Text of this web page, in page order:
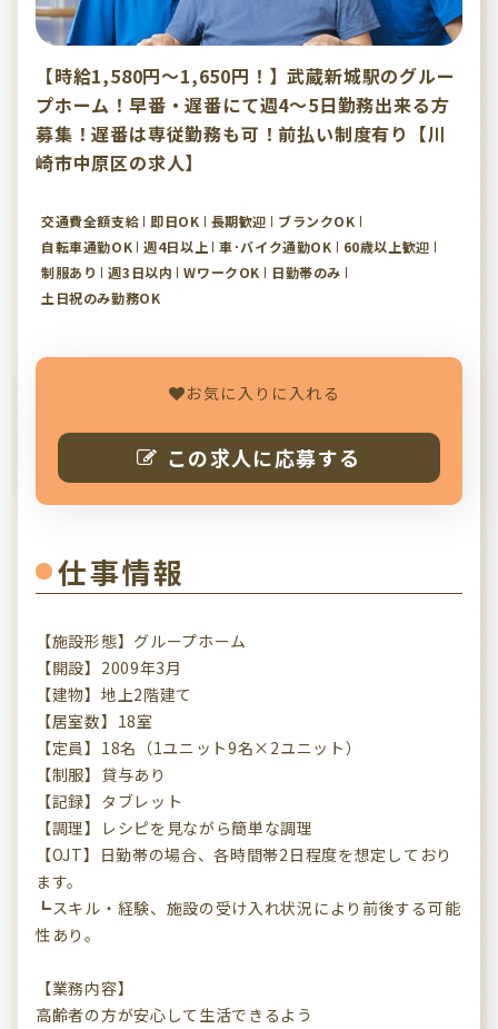
【時給1,580円～1,650円！】武蔵新城駅のグルー
プホーム！早番・遅番にて週4～5日勤務出来る方
募集！遅番は専従勤務も可！前払い制度有り【川
崎市中原区の求人】
交通費全額支給 即日OK 長期歓迎
ブランクOK
自転車通勤OK
週4日以上 車･バイク通勤OK
60歳以上歓迎
制服あり
週3日以内 WワークOK
日勤帯のみ
土日祝のみ勤務OK
お気に入りに入れる
この求人に応募する
仕事情報
【施設形態】グループホーム
【開設】2009年3月
【建物】地上2階建て
【居室数】18室
【定員】18名（1ユニット9名×2ユニット）
【制服】貸与あり
【記録】タブレット
【調理】レシピを見ながら簡単な調理
【OJT】日勤帯の場合、各時間帯2日程度を想定しており
ます。
┗スキル・経験、施設の受け入れ状況により前後する可能
性あり。
【業務内容】
高齢者の方が安心して生活できるよう